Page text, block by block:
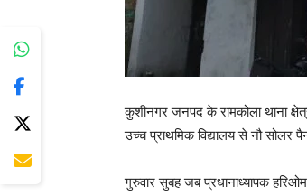
कुशीनगर जनपद के रामकोला थाना
उच्च प्राथमिक विद्यालय से नौ सोलर
गुरुवार सुबह जब प्रधानाध्यापक